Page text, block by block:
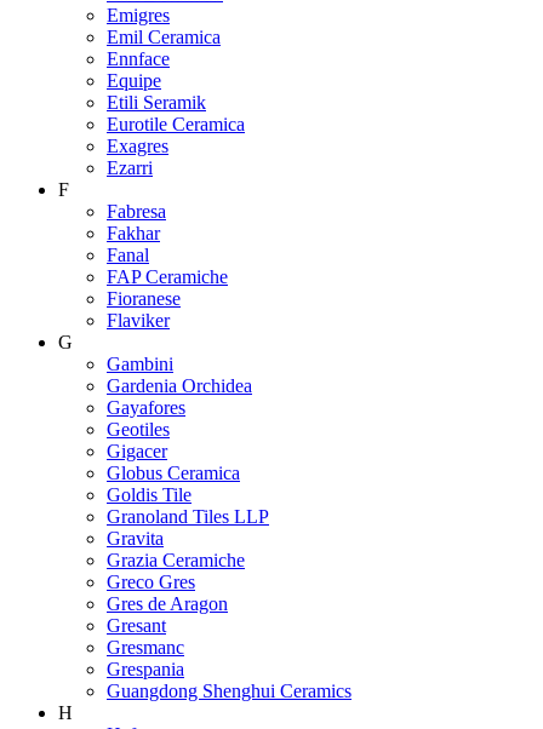
Emigres
Emil Ceramica
Ennface
Equipe
Etili Seramik
Eurotile Ceramica
Exagres
Ezarri
F
Fabresa
Fakhar
Fanal
FAP Ceramiche
Fioranese
Flaviker
G
Gambini
Gardenia Orchidea
Gayafores
Geotiles
Gigacer
Globus Ceramica
Goldis Tile
Granoland Tiles LLP
Gravita
Grazia Ceramiche
Greco Gres
Gres de Aragon
Gresant
Gresmanc
Grespania
Guangdong Shenghui Ceramics
H